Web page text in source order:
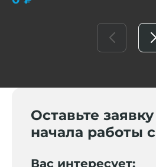
Оставьте
начала работы
Вас интересует: